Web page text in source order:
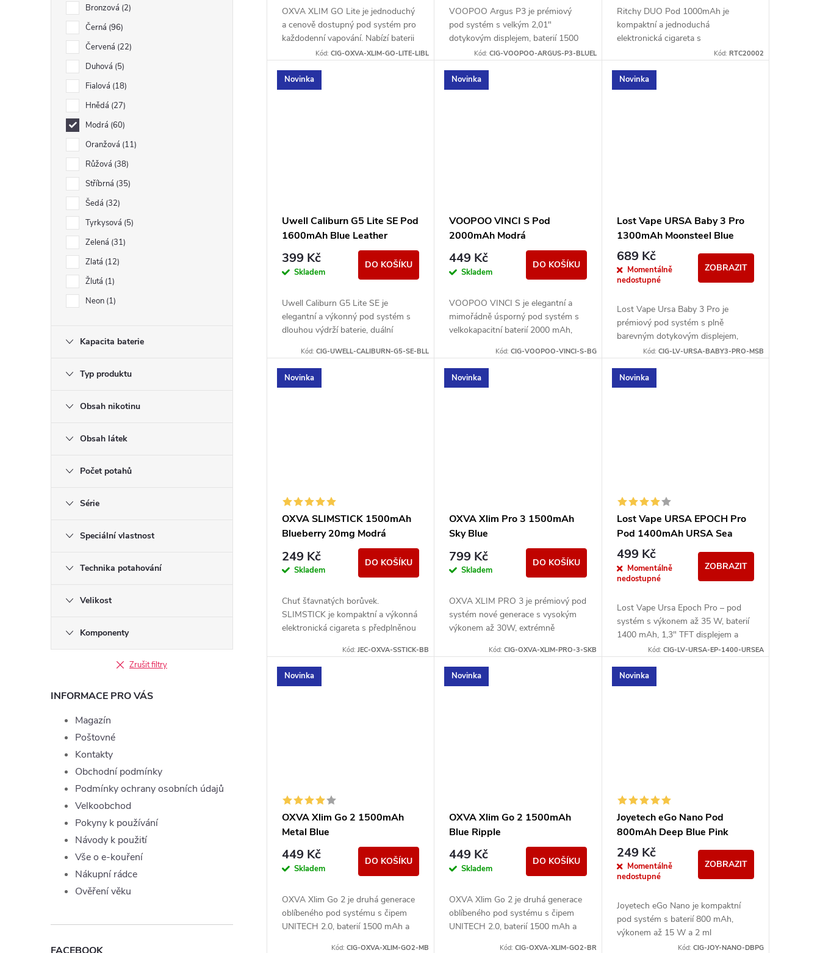
Bronzová 2
Černá 96
Červená 22
Duhová 5
Fialová 18
Hnědá 27
Modrá 60
Oranžová 11
Růžová 38
Stříbrná 35
Šedá 32
Tyrkysová 5
Zelená 31
Zlatá 12
Žlutá 1
Neon 1
Kapacita baterie
Typ produktu
Obsah nikotinu
Obsah látek
Počet potahů
Série
Speciální vlastnost
Technika potahování
Velikost
Komponenty
Zrušit filtry
INFORMACE PRO VÁS
Magazín
Poštovné
Kontakty
Obchodní podmínky
Podmínky ochrany osobních údajů
Velkoobchod
Pokyny k používání
Návody k použití
Vše o e-kouření
Nákupní rádce
Ověření věku
OXVA XLIM GO Lite je jednoduchý
a cenově dostupný pod systém pro
každodenní vapování. Nabízí baterii
1000 mAh, nastavitelný airflow,
Kód:CIG-OXVA-XLIM-GO-LITE-LIBL
VOOPOO Argus P3 je prémiový
pod systém s velkým 2,01"
dotykovým displejem, baterií 1500
mAh a výkonem až 30 W. Nabízí
Kód: CIG-VOOPOO-ARGUS-P3-BLUEL
Ritchy DUO Pod 1000mAh je
kompaktní a jednoduchá
elektronická cigareta s
automatickou aktivací potahem.
vapování, rychlé USB-C...
Kód: RTC20002
Novinka
Uwell Caliburn G5 Lite SE Pod
1600mAh Blue Leather
399 Kč
Skladem
DO KOŠÍKU
Uwell Caliburn G5 Lite SE je
elegantní a výkonný pod systém s
dlouhou výdrží baterie, duální
FOCS 4.0 pro maximálně čistou...
Kód:CIG-UWELL-CALIBURN-G5-SE-BLL
Novinka
VOOPOO VINCI S Pod
2000mAh Modrá
449 Kč
Skladem
DO KOŠÍKU
VOOPOO VINCI S je elegantní a
mimořádně úsporný pod systém s
velkokapacitní baterií 2000 mAh,
Palette a technologií iCOSM CODE
2.0...
Kód: CIG-VOOPOO-VINCI-S-BG
Novinka
Lost Vape URSA Baby 3 Pro
1300mAh Moonsteel Blue
689 Kč
Momentálně
nedostupné
ZOBRAZIT
Lost Vape Ursa Baby 3 Pro je
prémiový pod systém s plně
barevným dotykovým displejem,
výkonem až 35 W a integrovanou
Kód: CIG-LV-URSA-BABY3-PRO-MSB
Novinka
OXVA SLIMSTICK 1500mAh
Blueberry 20mg Modrá
249 Kč
Skladem
DO KOŠÍKU
Chuť šťavnatých borůvek.
SLIMSTICK je kompaktní a výkonná
elektronická cigareta s předplněnou
Kód:JEC-OXVA-SSTICK-BB
Novinka
OXVA Xlim Pro 3 1500mAh
Sky Blue
799 Kč
Skladem
DO KOŠÍKU
OXVA XLIM PRO 3 je prémiový pod
systém nové generace s vysokým
výkonem až 30W, extrémně
baterií.
Kód: CIG-OXVA-XLIM-PRO-3-SKB
Novinka
Lost Vape URSA EPOCH Pro
Pod 1400mAh URSA Sea
499 Kč
Momentálně
nedostupné
ZOBRAZIT
Lost Vape Ursa Epoch Pro – pod
systém s výkonem až 35 W, baterií
1400 mAh, 1,3" TFT displejem a
kompatibilitou s Ursa V1/V2/V3
Kód: CIG-LV-URSA-EP-1400-URSEA
Novinka
OXVA Xlim Go 2 1500mAh
Metal Blue
449 Kč
Skladem
DO KOŠÍKU
OXVA Xlim Go 2 je druhá generace
oblíbeného pod systému s čipem
UNITECH 2.0, baterií 1500 mAh a
Kód:CIG-OXVA-XLIM-GO2-MB
Novinka
OXVA Xlim Go 2 1500mAh
Blue Ripple
449 Kč
Skladem
DO KOŠÍKU
OXVA Xlim Go 2 je druhá generace
oblíbeného pod systému s čipem
UNITECH 2.0, baterií 1500 mAh a
Kód: CIG-OXVA-XLIM-GO2-BR
Novinka
Joyetech eGo Nano Pod
800mAh Deep Blue Pink
Gradient
249 Kč
Momentálně
nedostupné
ZOBRAZIT
Joyetech eGo Nano je kompaktní
pod systém s baterií 800 mAh,
výkonem až 15 W a 2 ml
cartridgemi. Nabízí jednoduché MTL
Kód: CIG-JOY-NANO-DBPG